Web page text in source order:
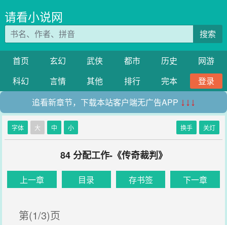
请看小说网
搜索
首页 玄幻 武侠 都市 历史
网游
科幻
言情 其他 排行 完本
登录
追看新章节，下载本站客户端无广告APP ↓↓↓
字体 大 中 小 换手 关灯
84 分配工作-《传奇裁判》
上一章 目录 存书签 下一章
第(1/3)页